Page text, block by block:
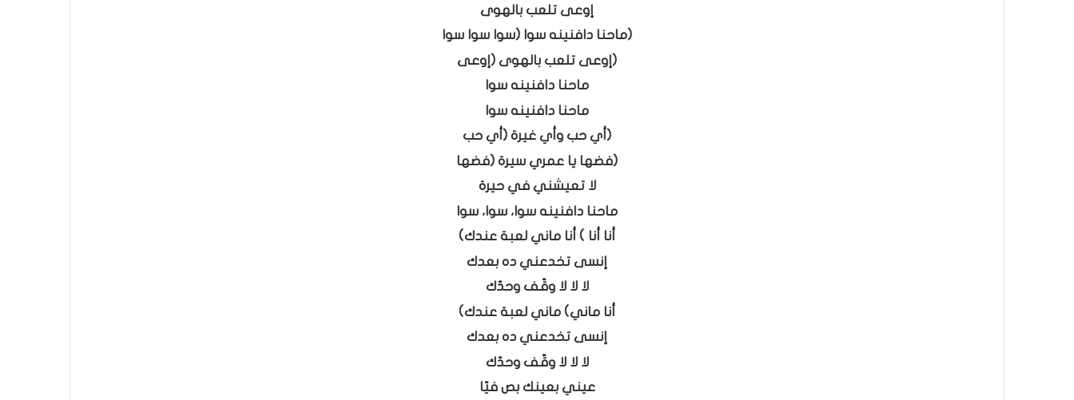
إوعى تلعب بالهوى
(ماحنا دافنينه سوا (سوا سوا سوا
(إوعى تلعب بالهوى (إوعى
ماحنا دافنينه سوا
ماحنا دافنينه سوا
(أي حب وأي غيرة (أي حب
(فضها يا عمري سيرة (فضها
لا تعيشني في حيرة
ماحنا دافنينه سوا، سوا، سوا
أنا أنا ) أنا ماني لعبة عندك)
إنسى تخدعني ده بعدك
لا لا لا وقّف وحدّك
أنا ماني) ماني لعبة عندك)
إنسى تخدعني ده بعدك
لا لا لا وقّف وحدّك
عيني بعينك بص فيّا